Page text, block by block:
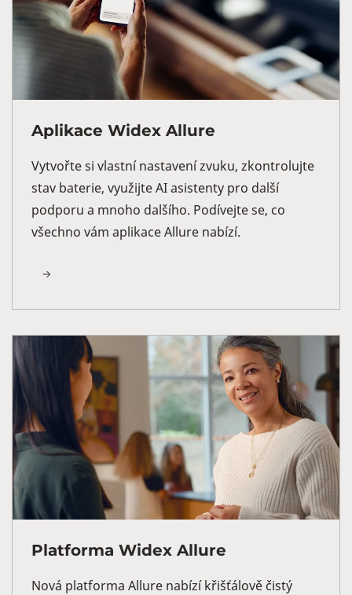
Aplikace Widex Allure
Vytvořte si vlastní nastavení zvuku, zkontrolujte
stav baterie, využijte AI asistenty pro další
podporu a mnoho dalšího. Podívejte se, co
všechno vám aplikace Allure nabízí.
Platforma Widex Allure
Nová platforma Allure nabízí křišťálově čistý